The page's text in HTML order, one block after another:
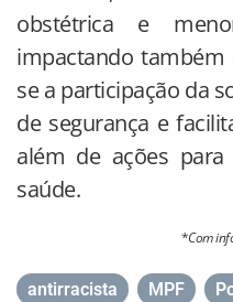
obstétrica e
impactando também
se a participação da
de segurança e
além de ações
saúde.
*Com
antirracista MPF